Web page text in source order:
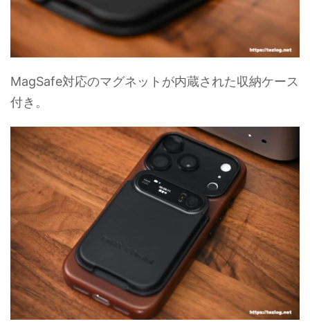
MagSafe対応のマグネットが内蔵された収納ケース
付き。